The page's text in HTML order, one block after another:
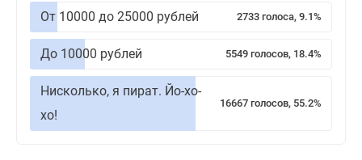
От 10000 до 25000 рублей 2733 голоса, 9.1%
До 10000 рублей 5549 голосов, 18.4%
Нисколько, я пират. Йо-хо-
хо!
16667 голосов, 55.2%